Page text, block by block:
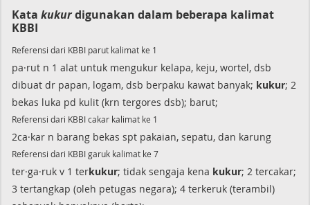
Kata kukurdigunakan dalam beberapa kalimat
KBBI
Referensi dari KBBI parut kalimat ke 1
pa·rut n 1 alat untuk mengukur kelapa, keju, wortel, dsb
dibuat dr papan, logam, dsb berpaku kawat banyak; kukur; 2
bekas luka pd kulit (krn tergores dsb); barut;
Referensi dari KBBI cakar kalimat ke 1
2ca·kar n barang bekas spt pakaian, sepatu, dan karung
Referensi dari KBBI garuk kalimat ke 7
ter·ga·ruk v 1 terkukur; tidak sengaja kena kukur; 2 tercakar;
3 tertangkap (oleh petugas negara); 4 terkeruk (terambil)